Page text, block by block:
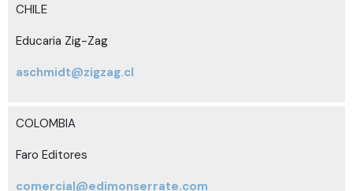
CHILE
Educaria Zig-Zag
aschmidt@zigzag.cl
COLOMBIA
Faro Editores
comercial@edimonserrate.com